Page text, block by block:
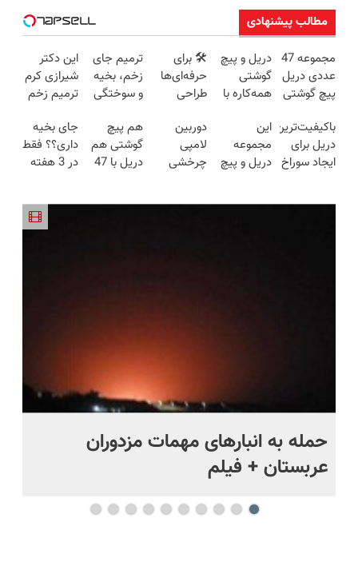
مطالب پیشنهادی
مجموعه 47
عددی دریل
پیچ گوشتی
(تخفیف به
مدت
محدود)
دریل و پیچ
گوشتی
همه‌کاره با
هوشمند ⚙️
(نصف
قیمت بازار
🛠️ برای
حرفه‌ای‌ها
طراحی
همه قابل
استفاده‌ست!
ترمیم جای
زخم، بخیه
و سوختگی
هفته!!😍
این دکتر
شیرازی کرم
ترمیم زخم
ساخت!!!
باکیفیت‌ترین
دریل برای
ایجاد سوراخ
این
مجموعه
دریل و پیچ
دوربین
لامپی
چرخشی
هم پیچ
گوشتی هم
دریل با 47
جای بخیه
داری؟؟ فقط
در 3 هفته
حمله به انبارهای مهمات مزدوران
عربستان + فیلم